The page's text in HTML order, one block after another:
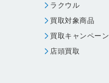
ラクウル
買取対象商品
買取キャンペーン
店頭買取